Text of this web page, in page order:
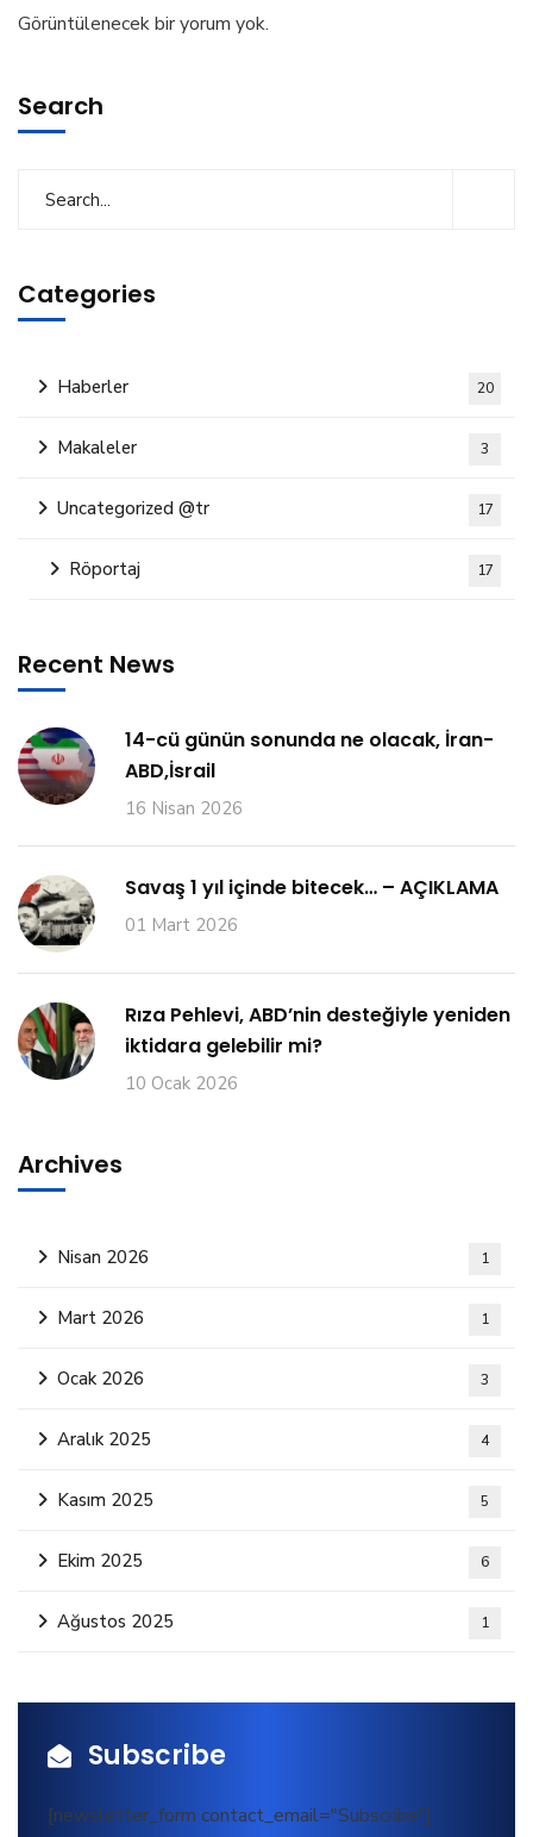
Görüntülenecek bir yorum yok.
Search
Categories
Haberler 20
Makaleler 3
Uncategorized @tr 17
Röportaj 17
Recent News
14-cü günün sonunda ne olacak, İran-
ABD,İsrail
16 Nisan 2026
Savaş 1 yıl içinde bitecek… – AÇIKLAMA
01 Mart 2026
Rıza Pehlevi, ABD’nin desteğiyle yeniden
iktidara gelebilir mi?
10 Ocak 2026
Archives
Nisan 2026 1
Mart 2026 1
Ocak 2026 3
Aralık 2025 4
Kasım 2025 5
Ekim 2025 6
Ağustos 2025 1
Subscribe
[newsletter_form contact_email="Subscribe"]